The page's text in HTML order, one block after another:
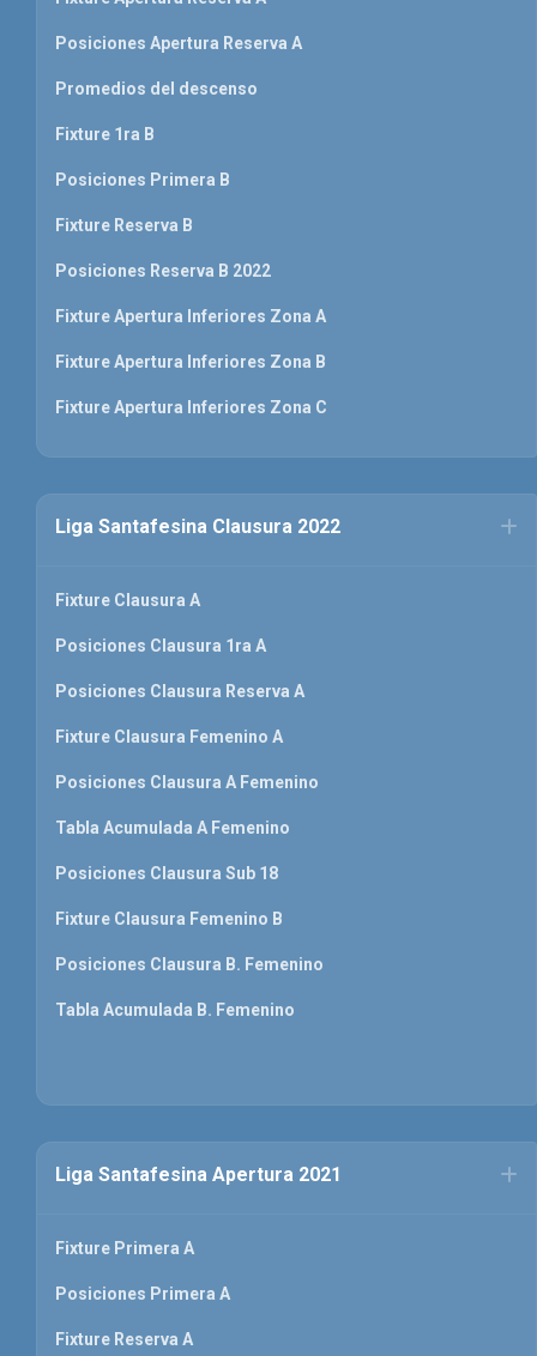
Posiciones Apertura Reserva A
Promedios del descenso
Fixture 1ra B
Posiciones Primera B
Fixture Reserva B
Posiciones Reserva B 2022
Fixture Apertura Inferiores Zona A
Fixture Apertura Inferiores Zona B
Fixture Apertura Inferiores Zona C
Liga Santafesina Clausura 2022
Fixture Clausura A
Posiciones Clausura 1ra A
Posiciones Clausura Reserva A
Fixture Clausura Femenino A
Posiciones Clausura A Femenino
Tabla Acumulada A Femenino
Posiciones Clausura Sub 18
Fixture Clausura Femenino B
Posiciones Clausura B. Femenino
Tabla Acumulada B. Femenino
Liga Santafesina Apertura 2021
Fixture Primera A
Posiciones Primera A
Fixture Reserva A